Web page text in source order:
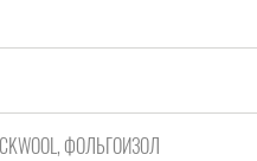
ФОЛЬГОИЗОЛ